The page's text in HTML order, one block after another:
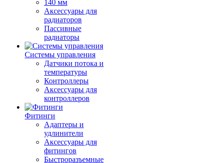
140 мм
Аксессуары для
радиаторов
Пассивные
радиаторы
Системы управления
Датчики потока и
температуры
Контроллеры
Аксессуары для
контроллеров
Фитинги
Адаптеры и
удлинители
Аксессуары для
фитингов
Быстроразъемные